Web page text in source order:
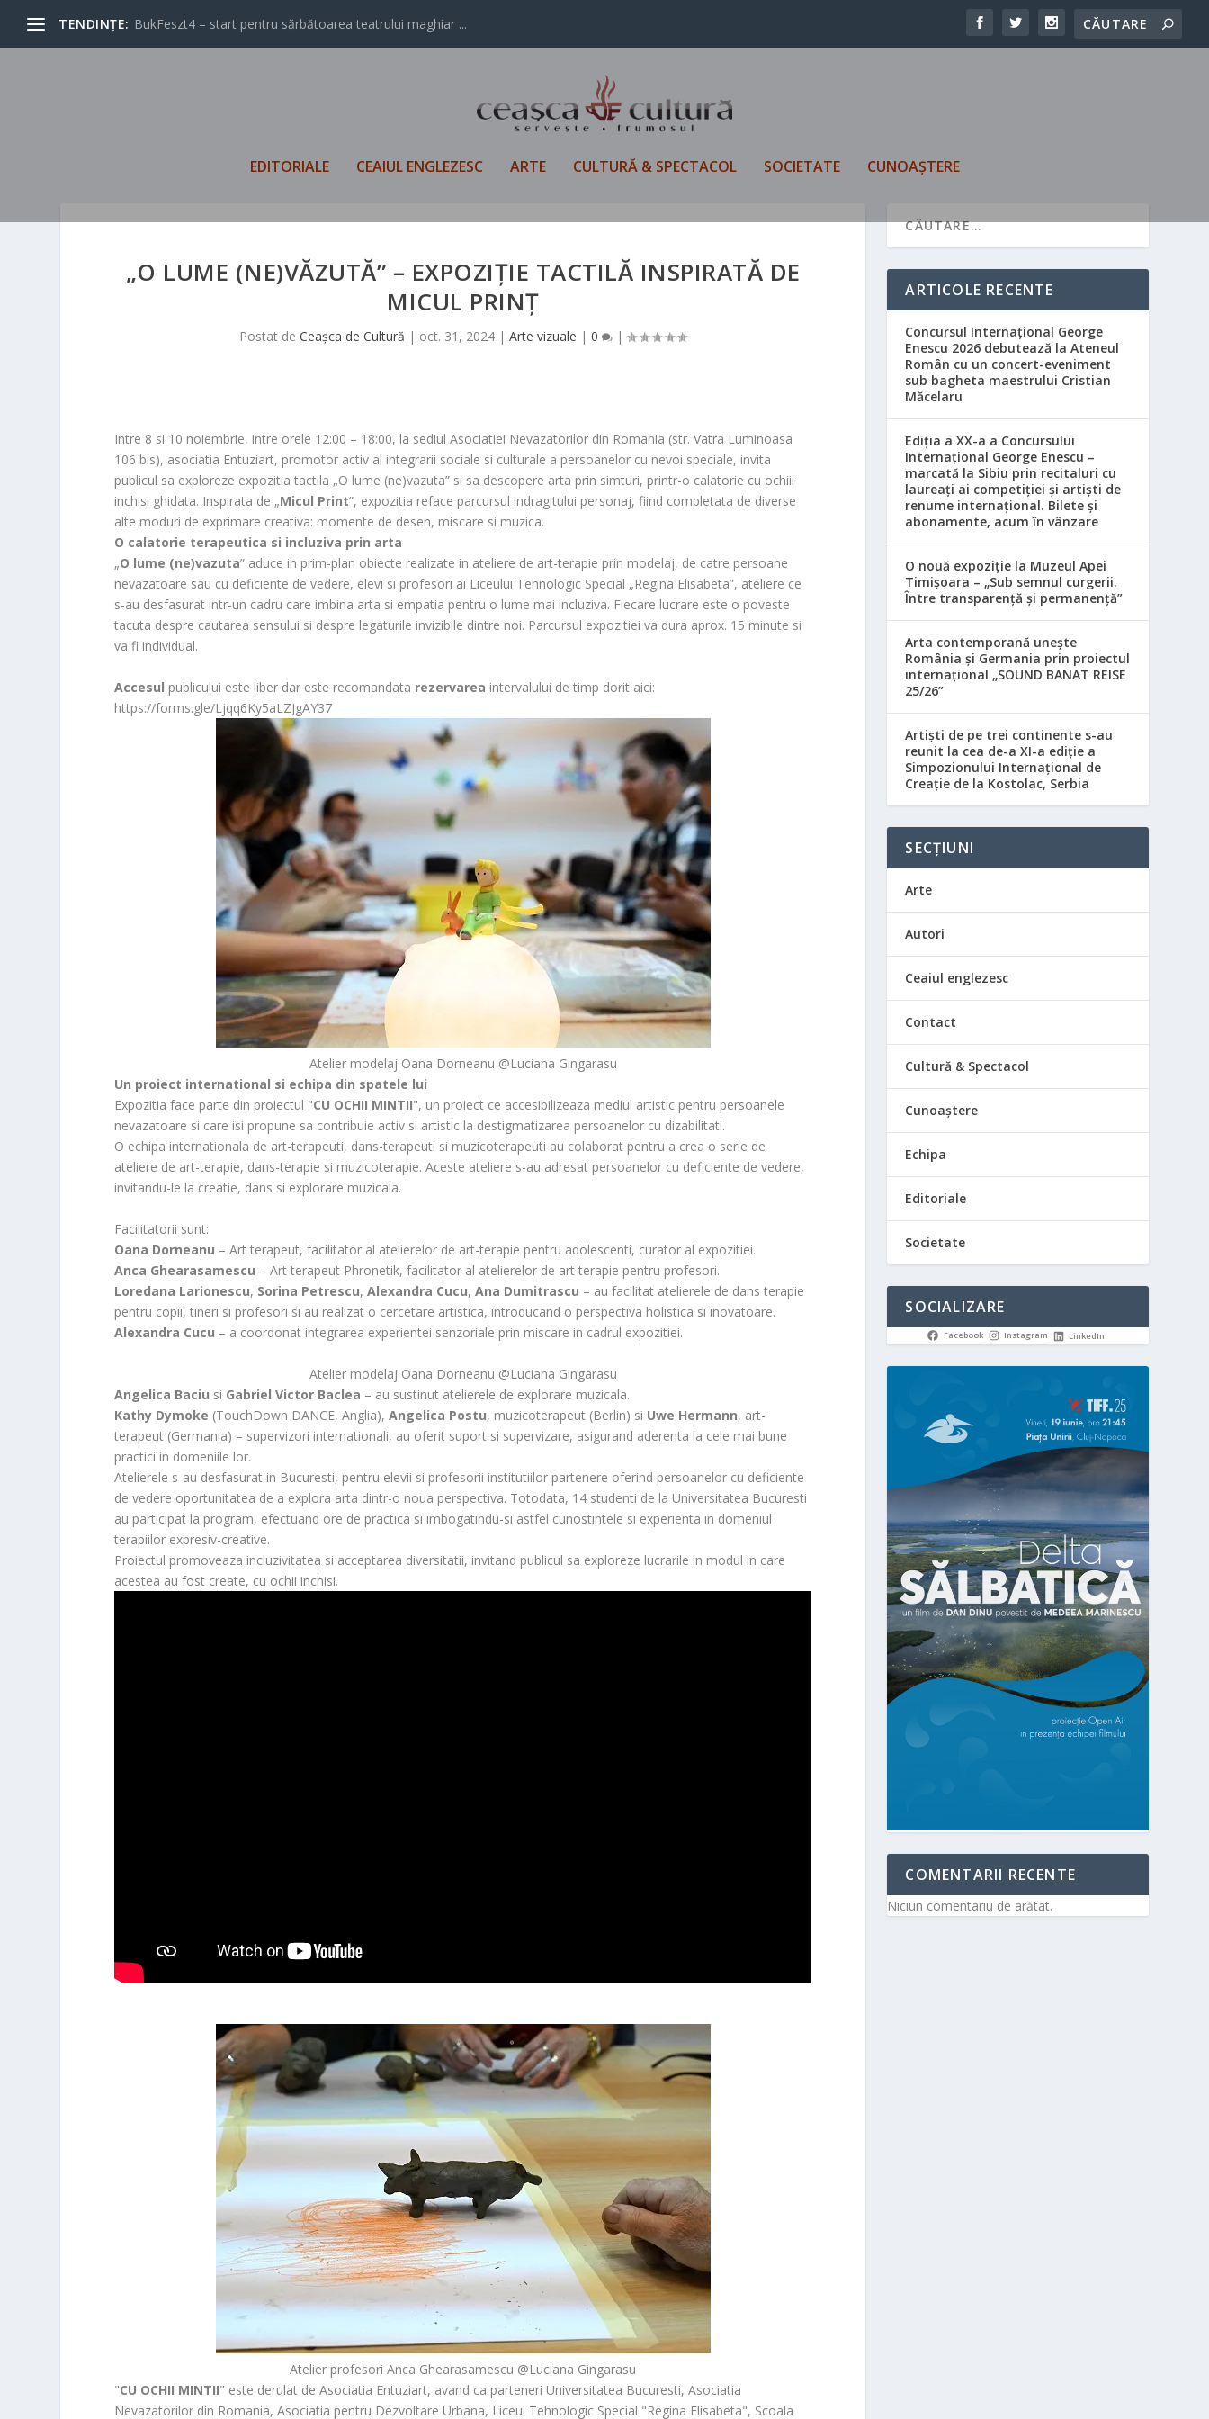
TENDINȚE: BukFeszt4 – start pentru sărbătoarea teatrului maghiar ...
EDITORIALE CEAIUL ENGLEZESC ARTE CULTURĂ & SPECTACOL SOCIETATE CUNOAȘTERE
„O LUME (NE)VĂZUTĂ” – EXPOZIȚIE TACTILĂ INSPIRATĂ DE
MICUL PRINȚ
Postat deCeașca de Cultură | oct. 31, 2024 |Arte vizuale |0 |
Intre 8 si 10 noiembrie, intre orele 12:00 – 18:00, la sediul Asociatiei Nevazatorilor din Romania (str. Vatra Luminoasa
106 bis), asociatia Entuziart, promotor activ al integrarii sociale si culturale a persoanelor cu nevoi speciale, invita
publicul sa exploreze expozitia tactila „O lume (ne)vazuta” si sa descopere arta prin simturi, printr-o calatorie cu ochiii
inchisi ghidata. Inspirata de „Micul Print”, expozitia reface parcursul indragitului personaj, fiind completata de diverse
alte moduri de exprimare creativa: momente de desen, miscare si muzica.
O calatorie terapeutica si incluziva prin arta
„O lume (ne)vazuta” aduce in prim-plan obiecte realizate in ateliere de art-terapie prin modelaj, de catre persoane
nevazatoare sau cu deficiente de vedere, elevi si profesori ai Liceului Tehnologic Special „Regina Elisabeta”, ateliere ce
s-au desfasurat intr-un cadru care imbina arta si empatia pentru o lume mai incluziva. Fiecare lucrare este o poveste
tacuta despre cautarea sensului si despre legaturile invizibile dintre noi. Parcursul expozitiei va dura aprox. 15 minute si
va fi individual.
Accesul publicului este liber dar este recomandata rezervarea intervalului de timp dorit aici:
https://forms.gle/Ljqq6Ky5aLZJgAY37
Atelier modelaj Oana Dorneanu @Luciana Gingarasu
Un proiect international si echipa din spatele lui
Expozitia face parte din proiectul "CU OCHII MINTII", un proiect ce accesibilizeaza mediul artistic pentru persoanele
nevazatoare si care isi propune sa contribuie activ si artistic la destigmatizarea persoanelor cu dizabilitati.
O echipa internationala de art-terapeuti, dans-terapeuti si muzicoterapeuti au colaborat pentru a crea o serie de
ateliere de art-terapie, dans-terapie si muzicoterapie. Aceste ateliere s-au adresat persoanelor cu deficiente de vedere,
invitandu-le la creatie, dans si explorare muzicala.
Facilitatorii sunt:
Oana Dorneanu – Art terapeut, facilitator al atelierelor de art-terapie pentru adolescenti, curator al expozitiei.
Anca Ghearasamescu – Art terapeut Phronetik, facilitator al atelierelor de art terapie pentru profesori.
Loredana Larionescu, Sorina Petrescu,Alexandra Cucu,Ana Dumitrascu – au facilitat atelierele de dans terapie
pentru copii, tineri si profesori si au realizat o cercetare artistica, introducand o perspectiva holistica si inovatoare.
Alexandra Cucu – a coordonat integrarea experientei senzoriale prin miscare in cadrul expozitiei.
Atelier modelaj Oana Dorneanu @Luciana Gingarasu
Angelica Baciu si Gabriel Victor Baclea – au sustinut atelierele de explorare muzicala.
Kathy Dymoke (TouchDown DANCE, Anglia),Angelica Postu, muzicoterapeut (Berlin) si Uwe Hermann, art-
terapeut (Germania) – supervizori internationali, au oferit suport si supervizare, asigurand aderenta la cele mai bune
practici in domeniile lor.
Atelierele s-au desfasurat in Bucuresti, pentru elevii si profesorii institutiilor partenere oferind persoanelor cu deficiente
de vedere oportunitatea de a explora arta dintr-o noua perspectiva. Totodata, 14 studenti de la Universitatea Bucuresti
au participat la program, efectuand ore de practica si imbogatindu-si astfel cunostintele si experienta in domeniul
terapiilor expresiv-creative.
Proiectul promoveaza incluzivitatea si acceptarea diversitatii, invitand publicul sa exploreze lucrarile in modul in care
acestea au fost create, cu ochii inchisi.
Atelier profesori Anca Ghearasamescu @Luciana Gingarasu
"CU OCHII MINTII" este derulat de Asociatia Entuziart, avand ca parteneri Universitatea Bucuresti, Asociatia
Nevazatorilor din Romania, Asociatia pentru Dezvoltare Urbana, Liceul Tehnologic Special "Regina Elisabeta", Scoala
ARTICOLE RECENTE
Concursul Internațional George
Enescu 2026 debutează la Ateneul
Român cu un concert-eveniment
sub bagheta maestrului Cristian
Măcelaru
Ediția a XX-a a Concursului
Internațional George Enescu –
marcată la Sibiu prin recitaluri cu
laureați ai competiției și artiști de
renume internațional. Bilete și
abonamente, acum în vânzare
O nouă expoziție la Muzeul Apei
Timișoara – „Sub semnul curgerii.
Între transparență și permanență”
Arta contemporană unește
România și Germania prin proiectul
internațional „SOUND BANAT REISE
25/26”
Artiști de pe trei continente s-au
reunit la cea de-a XI-a ediție a
Simpozionului Internațional de
Creație de la Kostolac, Serbia
SECȚIUNI
Arte
Autori
Ceaiul englezesc
Contact
Cultură & Spectacol
Cunoaștere
Echipa
Editoriale
Societate
SOCIALIZARE
Facebook Instagram LinkedIn
COMENTARII RECENTE
Niciun comentariu de arătat.